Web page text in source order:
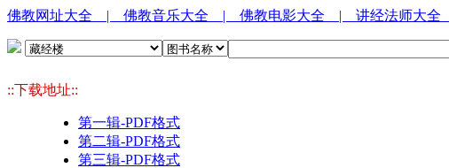
佛教网址大全 | 佛教音乐大全 | 佛教电影大全 | 讲经法师大全
::下载地址::
第一辑-PDF格式
第二辑-PDF格式
第三辑-PDF格式